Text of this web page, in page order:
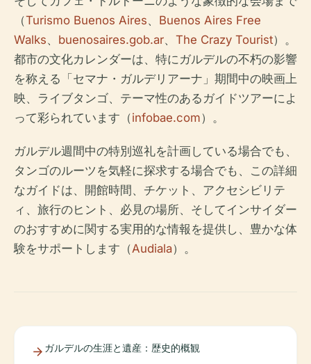
（Turismo Buenos Aires、 Buenos Aires Free
Walks、 buenosaires.gob.ar、 The Crazy Tourist）。
都市の文化カレンダーは、特にガルデルの不朽の影響
を称える「セマナ・ガルデリアーナ」期間中の映画上
映、ライブタンゴ、テーマ性のあるガイドツアーによ
って彩られています（infobae.com）。
ガルデル週間中の特別巡礼を計画している場合でも、
タンゴのルーツを気軽に探求する場合でも、この詳細
なガイドは、開館時間、チケット、アクセシビリテ
ィ、旅行のヒント、必見の場所、そしてインサイダー
のおすすめに関する実用的な情報を提供し、豊かな体
験をサポートします（Audiala）。
ガルデルの生涯と遺産：歴史的概観